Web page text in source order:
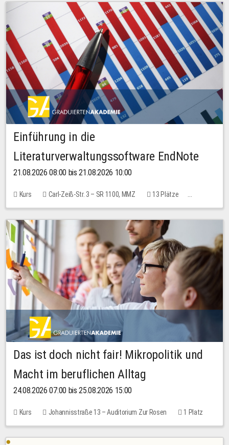
Einführung in die
Literaturverwaltungssoftware EndNote
21.08.2026 08:00 bis 21.08.2026 10:00
Kurs Carl-Zeiß-Str. 3 – SR 1100, MMZ
13 Plätze
10,00 EUR
Das ist doch nicht fair! Mikropolitik und
Macht im beruflichen Alltag
24.08.2026 07:00 bis 25.08.2026 15:00
Kurs Johannisstraße 13 – Auditorium Zur Rosen
1 Platz
30,00 EUR